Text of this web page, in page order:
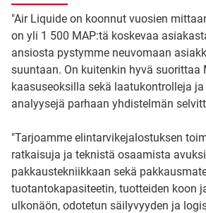
"Air Liquide on koonnut vuosien
on yli 1 500 MAP:tä koskevaa
ansiosta pystymme neuvomaan
suuntaan. On kuitenkin hyvä suorittaa
kaasuseoksilla sekä laatukontrolleja
analyysejä parhaan yhdistelmän
"Tarjoamme elintarvikejalostuksen
ratkaisuja ja teknistä osaamista avuksi
pakkaustekniikkaan sekä
tuotantokapasiteetin, tuotteiden koon
ulkonäön, odotetun säilyvyyden ja